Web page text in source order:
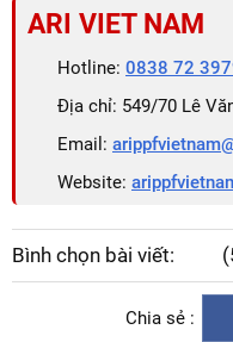
ARI VIET NAM
Hotline: 0838 72
Địa chỉ: 549/70 Lê
Email:
Website:
Bình chọn bài viết:
Chia sẻ :